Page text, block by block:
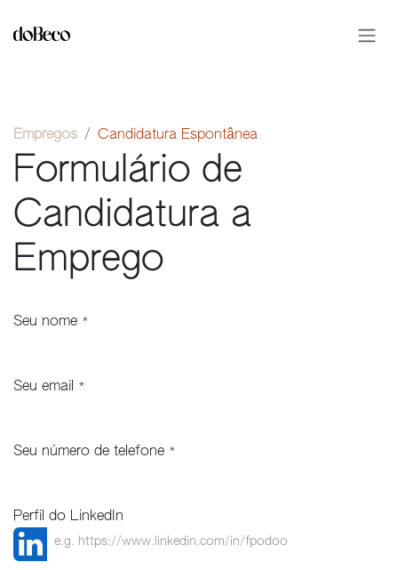
Empregos Candidatura Espontânea
Formulário de
Candidatura a
Emprego
Seu nome *
Seu email *
Seu número de telefone *
Perfil do LinkedIn